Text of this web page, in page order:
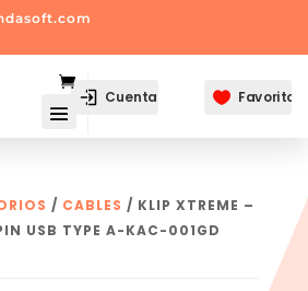
Cuenta  Favoritos
/ CABLES / KLIP XTREME –
USB TYPE A-KAC-001GD